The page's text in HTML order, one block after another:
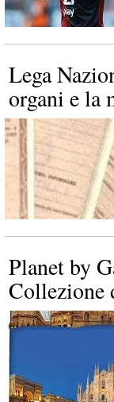
Lega
organi e la
Planet by
Collezione